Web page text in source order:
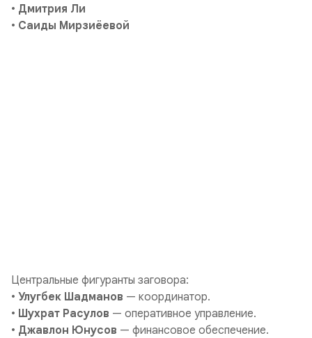
• Дмитрия Ли
• Саиды Мирзиёевой
Центральные фигуранты заговора:
• Улугбек Шадманов — координатор.
• Шухрат Расулов — оперативное управление.
• Джавлон Юнусов — финансовое обеспечение.